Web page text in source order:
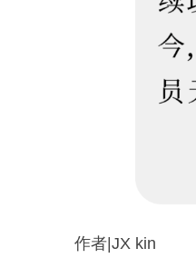
作者|JX kin